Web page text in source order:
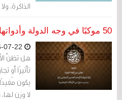
الذاكرة،
المجتمع
فالتاريخ
بعدد
الناس أن
ليعيد
50 موكبًا في وجه الدولة وأدواتها.. لا وصاية على الشعائر
هل تظنّ
تأثيرًا أو
يكون
لا وزن